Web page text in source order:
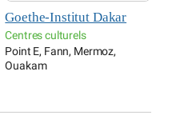
Goethe-Institut Dakar
Centres culturels
Point E, Fann, Mermoz,
Ouakam